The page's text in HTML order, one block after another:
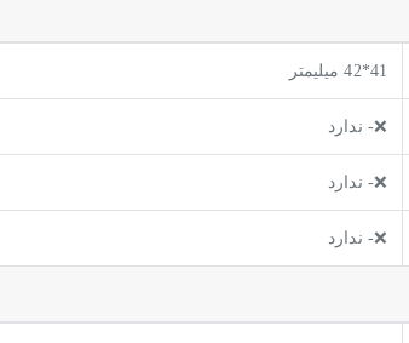
41*42 میلیمتر
❌- ندارد
❌- ندارد
❌- ندارد